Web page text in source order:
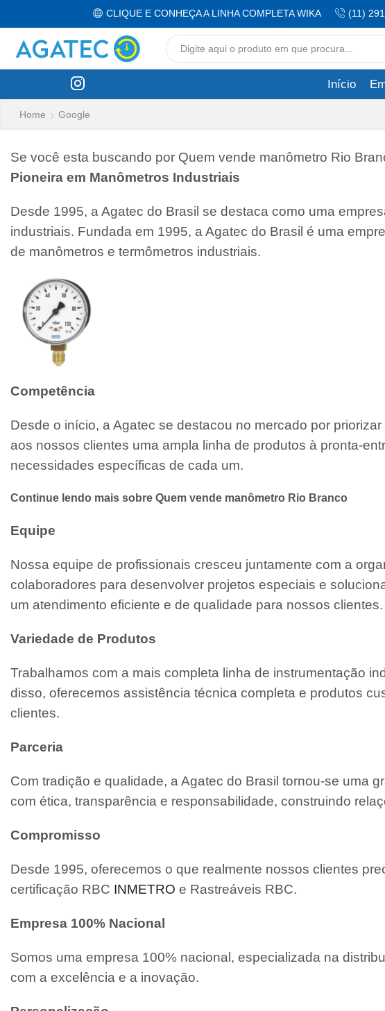
CLIQUE E CONHEÇA A LINHA COMPLETA WIKA (11)
Início
Home Google
Se você esta buscando por Quem vende manômetro Rio
Pioneira em Manômetros Industriais
Desde 1995, a Agatec do Brasil se destaca como uma
industriais. Fundada em 1995, a Agatec do Brasil é uma
de manômetros e termômetros industriais.
Competência
Desde o início, a Agatec se destacou no mercado por
aos nossos clientes uma ampla linha de produtos à pronta-
necessidades específicas de cada um.
Continue lendo mais sobre Quem vende manômetro Rio Branco
Equipe
Nossa equipe de profissionais cresceu juntamente com a
colaboradores para desenvolver projetos especiais e
um atendimento eficiente e de qualidade para nossos clientes.
Variedade de Produtos
Trabalhamos com a mais completa linha de instrumentação
disso, oferecemos assistência técnica completa e produtos
clientes.
Parceria
Com tradição e qualidade, a Agatec do Brasil tornou-se uma
com ética, transparência e responsabilidade, construindo
Compromisso
Desde 1995, oferecemos o que realmente nossos clientes
certificação RBC INMETRO e Rastreáveis RBC.
Empresa 100% Nacional
Somos uma empresa 100% nacional, especializada na
com a excelência e a inovação.